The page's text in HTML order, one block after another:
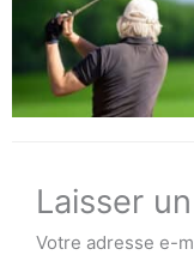
Laisser
Votre adresse e-